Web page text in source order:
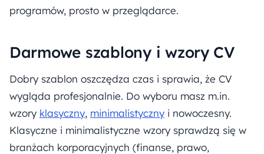
programów, prosto w przeglądarce.
Darmowe szablony i wzory CV
Dobry szablon oszczędza czas i sprawia, że CV
wygląda profesjonalnie. Do wyboru masz m.in.
wzory klasyczny, minimalistyczny i nowoczesny.
Klasyczne i minimalistyczne wzory sprawdzą się w
branżach korporacyjnych (finanse, prawo,